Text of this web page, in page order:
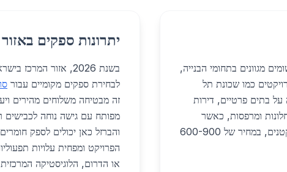
מגוונים בתחומי הבנייה,
כמו שכונת תל
על בתים פרטיים, דירות
מהיישומים הם בחלונות ומרפסות, כאשר
סורגים נשלפים פופולריים בקרב משפחות עם ילדים קטנים, במחיר של 600-900
יתרונות ספקים
בשנת 2026, אזור
לבחירת ספקים מקומיים עבור
זה מבטיחה משלוחים מהירים
הפרויקט ומפחית עלויות